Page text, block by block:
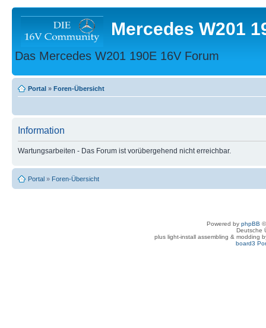
Mercedes W201
Das Mercedes W201 190E 16V Forum
Portal » Foren-Übersicht
Information
Wartungsarbeiten - Das Forum ist vorübergehend nicht erreichbar.
Portal » Foren-Übersicht
Powered by phpBB
Deutsche
plus light-install assembling & modding
board3